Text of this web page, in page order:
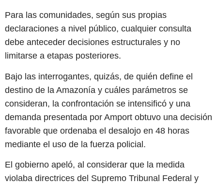
Para las comunidades, según sus propias
declaraciones a nivel público, cualquier consulta
debe anteceder decisiones estructurales y no
limitarse a etapas posteriores.
Bajo las interrogantes, quizás, de quién define el
destino de la Amazonía y cuáles parámetros se
consideran, la confrontación se intensificó y una
demanda presentada por Amport obtuvo una decisión
favorable que ordenaba el desalojo en 48 horas
mediante el uso de la fuerza policial.
El gobierno apeló, al considerar que la medida
violaba directrices del Supremo Tribunal Federal y